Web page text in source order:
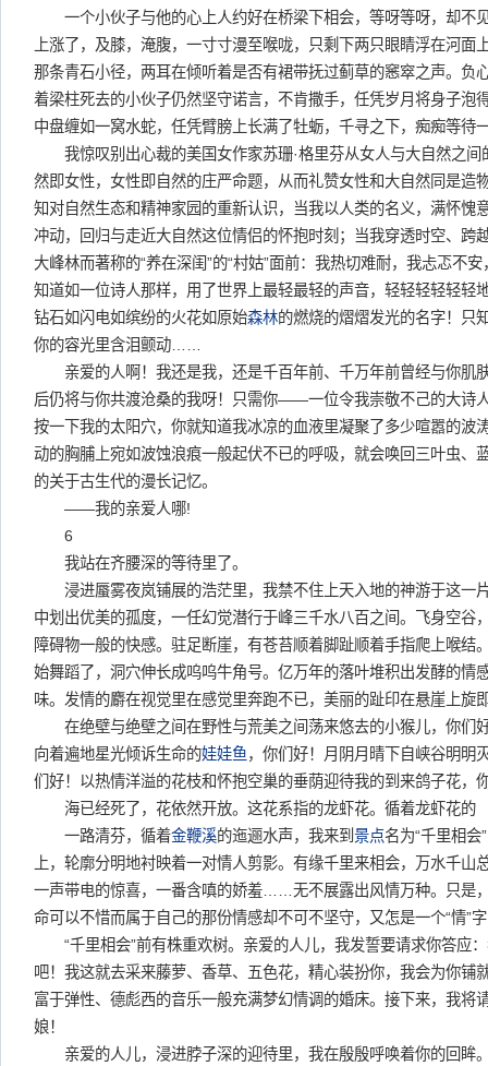
一个小伙子与他的心上人约好在桥梁下相会，等呀等呀，却不
上涨了，及膝，淹腹，一寸寸漫至喉咙，只剩下两只眼睛浮在河面
那条青石小径，两耳在倾听着是否有裙带抚过蓟草的窸窣之声。负
着梁柱死去的小伙子仍然坚守诺言，不肯撒手，任凭岁月将身子泡
中盘缠如一窝水蛇，任凭臂膀上长满了牡蛎，千寻之下，痴痴等
我惊叹别出心裁的美国女作家苏珊·格里芬从女人与大自然之间
然即女性，女性即自然的庄严命题，从而礼赞女性和大自然同是造
知对自然生态和精神家园的重新认识，当我以人类的名义，满怀愧
冲动，回归与走近大自然这位情侣的怀抱时刻；当我穿透时空、跨
大峰林而著称的“养在深闺”的“村姑”面前：我热切难耐，我忐忑不
知道如一位诗人那样，用了世界上最轻最轻的声音，轻轻轻轻轻轻
钻石如闪电如缤纷的火花如原始森林的燃烧的熠熠发光的名字！只
你的容光里含泪颤动……
亲爱的人啊！我还是我，还是千百年前、千万年前曾经与你肌
后仍将与你共渡沧桑的我呀！只需你——一位令我崇敬不己的大
按一下我的太阳穴，你就知道我冰凉的血液里凝聚了多少喧嚣的波
动的胸脯上宛如波蚀浪痕一般起伏不已的呼吸，就会唤回三叶虫、
的关于古生代的漫长记忆。
——我的亲爱人哪!
6
我站在齐腰深的等待里了。
浸进蜃雾夜岚铺展的浩茫里，我禁不住上天入地的神游于这一
中划出优美的孤度，一任幻觉潜行于峰三千水八百之间。飞身空谷
障碍物一般的快感。驻足断崖，有苍苔顺着脚趾顺着手指爬上喉结
始舞蹈了，洞穴伸长成呜呜牛角号。亿万年的落叶堆积出发酵的情
味。发情的麝在视觉里在感觉里奔跑不已，美丽的趾印在悬崖上
在绝壁与绝壁之间在野性与荒美之间荡来悠去的小猴儿，你们
向着遍地星光倾诉生命的娃娃鱼，你们好！月阴月晴下自峡谷明明
们好！以热情洋溢的花枝和怀抱空巢的垂荫迎待我的到来鸽子花，
海已经死了，花依然开放。这花系指的龙虾花。循着龙虾花的
一路清芬，循着金鞭溪的迤逦水声，我来到景点名为“千里相会
上，轮廓分明地衬映着一对情人剪影。有缘千里来相会，万水千山
一声带电的惊喜，一番含嗔的娇羞……无不展露出风情万种。只是
命可以不惜而属于自己的那份情感却不可不坚守，又怎是一个“情”
“千里相会”前有株重欢树。亲爱的人儿，我发誓要请求你答应
吧！我这就去采来藤萝、香草、五色花，精心装扮你，我会为你铺
富于弹性、德彪西的音乐一般充满梦幻情调的婚床。接下来，我
娘！
亲爱的人儿，浸进脖子深的迎待里，我在殷殷呼唤着你的回眸